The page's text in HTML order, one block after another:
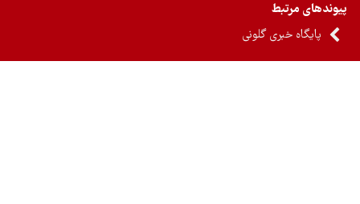
مرتبط
پایگاه خبری گلونی